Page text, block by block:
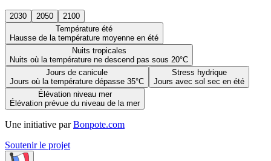
2030 2050
2100
Température été
Hausse de la température moyenne en été
Nuits tropicales
Nuits où la température ne descend pas sous 20°C
Jours de canicule
Jours où la température dépasse 35°C
Stress hydrique
Jours avec sol sec en été
Élévation niveau mer
Élévation prévue du niveau de la mer
Une initiative par Bonpote.com
Soutenir le projet